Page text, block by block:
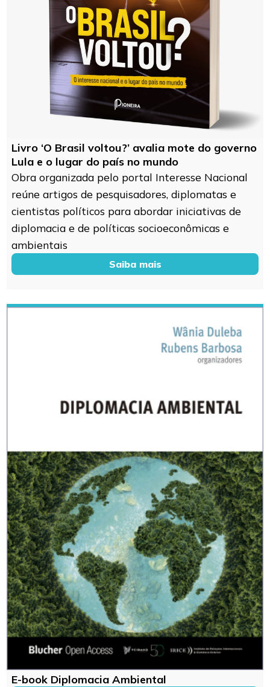
Livro ‘O Brasil voltou?’ avalia mote do governo
Lula e o lugar do país no mundo
Obra organizada pelo portal Interesse Nacional
reúne artigos de pesquisadores, diplomatas e
cientistas políticos para abordar iniciativas de
diplomacia e de políticas socioeconômicas e
ambientais
Saiba mais
E-book Diplomacia Ambiental